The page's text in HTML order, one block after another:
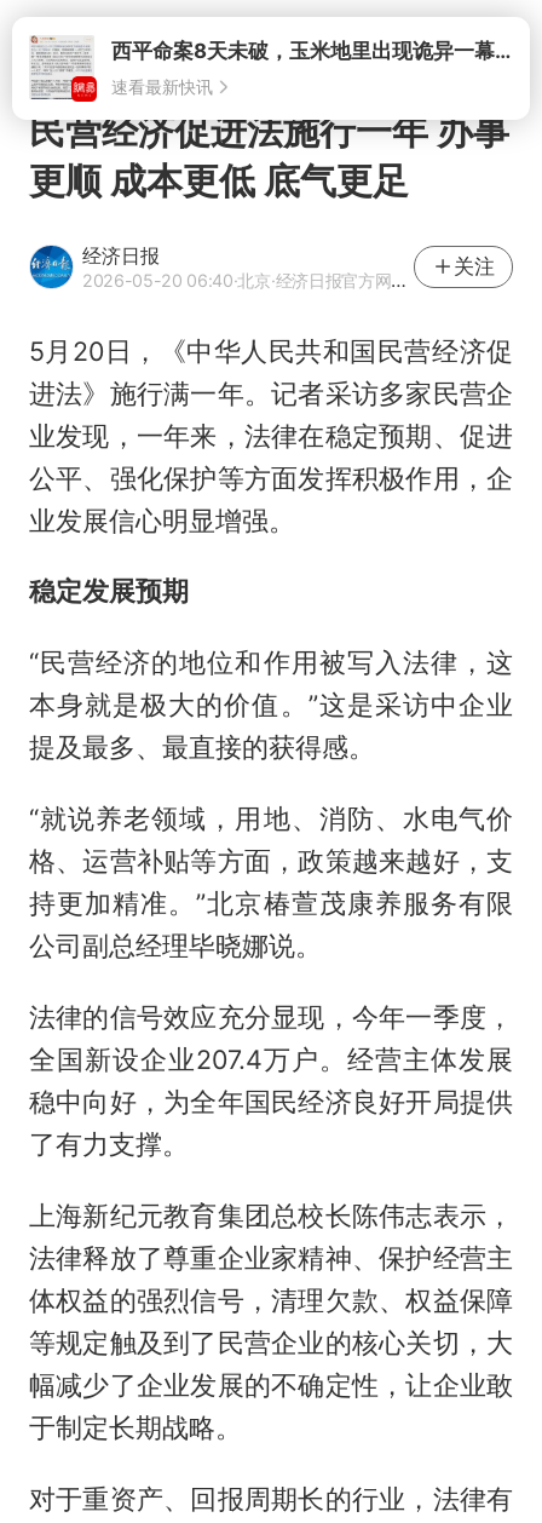
打开西平命案8天未破，玉米地里出现诡异一幕，我突然想起了欧金中
速看最新快讯
民营经济促进法施行一年 办事
更顺 成本更低 底气更足
经济日报
2026-05-20 06:40·北京·经济日报官方网易号
关注
5月20日，《中华人民共和国民营经济促
进法》施行满一年。记者采访多家民营企
业发现，一年来，法律在稳定预期、促进
公平、强化保护等方面发挥积极作用，企
业发展信心明显增强。
稳定发展预期
“民营经济的地位和作用被写入法律，这
本身就是极大的价值。”这是采访中企业
提及最多、最直接的获得感。
“就说养老领域，用地、消防、水电气价
格、运营补贴等方面，政策越来越好，支
持更加精准。”北京椿萱茂康养服务有限
公司副总经理毕晓娜说。
法律的信号效应充分显现，今年一季度，
全国新设企业207.4万户。经营主体发展
稳中向好，为全年国民经济良好开局提供
了有力支撑。
上海新纪元教育集团总校长陈伟志表示，
法律释放了尊重企业家精神、保护经营主
体权益的强烈信号，清理欠款、权益保障
等规定触及到了民营企业的核心关切，大
幅减少了企业发展的不确定性，让企业敢
于制定长期战略。
对于重资产、回报周期长的行业，法律有